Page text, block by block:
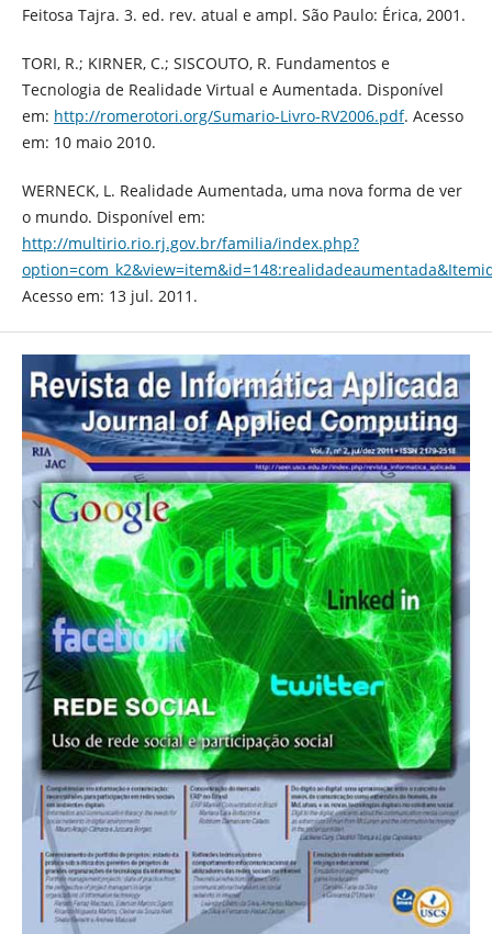
Feitosa Tajra. 3. ed. rev. atual e ampl. São Paulo: Érica, 2001.
TORI, R.; KIRNER, C.; SISCOUTO, R. Fundamentos e
Tecnologia de Realidade Virtual e Aumentada. Disponível
em: http://romerotori.org/Sumario-Livro-RV2006.pdf. Acesso
em: 10 maio 2010.
WERNECK, L. Realidade Aumentada, uma nova forma de ver
o mundo. Disponível em:
http://multirio.rio.rj.gov.br/familia/index.php?
Acesso em: 13 jul. 2011.